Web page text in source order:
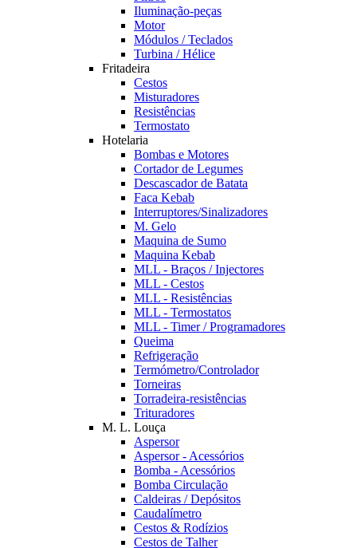
Iluminação-peças
Motor
Módulos / Teclados
Turbina / Hélice
Fritadeira
Cestos
Misturadores
Resistências
Termostato
Hotelaria
Bombas e Motores
Cortador de Legumes
Descascador de Batata
Faca Kebab
Interruptores/Sinalizadores
M. Gelo
Maquina de Sumo
Maquina Kebab
MLL - Braços / Injectores
MLL - Cestos
MLL - Resistências
MLL - Termostatos
MLL - Timer / Programadores
Queima
Refrigeração
Termómetro/Controlador
Torneiras
Torradeira-resistências
Trituradores
M. L. Louça
Aspersor
Aspersor - Acessórios
Bomba - Acessórios
Bomba Circulação
Caldeiras / Depósitos
Caudalímetro
Cestos & Rodízios
Cestos de Talher